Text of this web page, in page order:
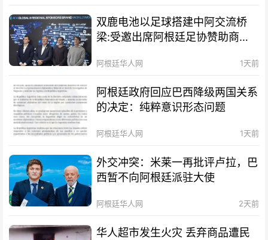
双鹿电池以足球搭建中阿交流桥
梁:受邀出席阿根廷足协赞助商招
阿根廷华人网 1天前
阿根廷政府回应巴西降级两国关系
的决定：纯粹意识形态问题
阿根廷华人网 1天前
外交冲突：米莱一再批评卢拉，巴
西暂不向阿根廷派驻大使
阿根廷华人网 2天前
华人超市发生火灾 丢弃商品遭民